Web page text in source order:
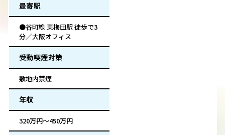
最寄駅
●谷町線 東梅田駅 徒歩で3
分／大阪オフィス
受動喫煙対策
敷地内禁煙
年収
320万円～450万円